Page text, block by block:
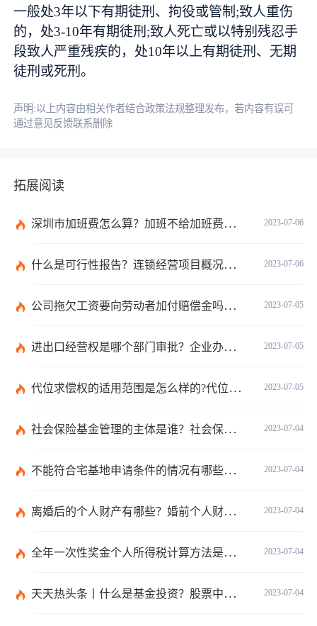
一般处3年以下有期徒刑、拘役或管制;致人重伤
的，处3-10年有期徒刑;致人死亡或以特别残忍手
段致人严重残疾的，处10年以上有期徒刑、无期
徒刑或死刑。
声明:以上内容由相关作者结合政策法规整理发布，若内容有误可
通过意见反馈联系删除
拓展阅读
2023-07-06
深圳市加班费怎么算？加班不给加班费应该怎么办？
2023-07-06
什么是可行性报告？连锁经营项目概况都有哪些内容？ 环球观察
2023-07-05
公司拖欠工资要向劳动者加付赔偿金吗？拖欠工资仲裁时效期间是如何规定的？
2023-07-05
进出口经营权是哪个部门审批？企业办理进出口权的流程是怎么样的？ 世界速讯
2023-07-05
代位求偿权的适用范围是怎么样的?代位求偿权的行使条件是什么？-独家
2023-07-04
社会保险基金管理的主体是谁？社会保险基金投资运营的管理有几方面？
2023-07-04
不能符合宅基地申请条件的情况有哪些？申请宅基地需要哪些材料？
2023-07-04
离婚后的个人财产有哪些？婚前个人财产要怎么证明？
2023-07-04
全年一次性奖金个人所得税计算方法是什么？个税专项附加扣除如何界定？
2023-07-04
天天热头条丨什么是基金投资？股票中的价值投资是什么意思？